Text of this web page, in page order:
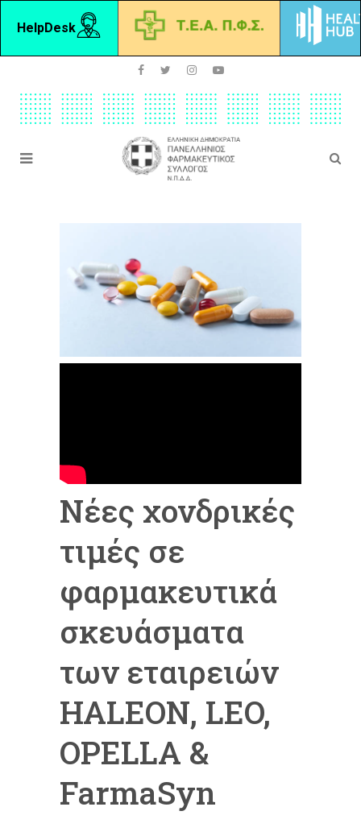
HelpDesk
Νέες χονδρικές
τιμές σε
φαρμακευτικά
σκευάσματα
των εταιρειών
HALEON, LEO,
OPELLA &
FarmaSyn